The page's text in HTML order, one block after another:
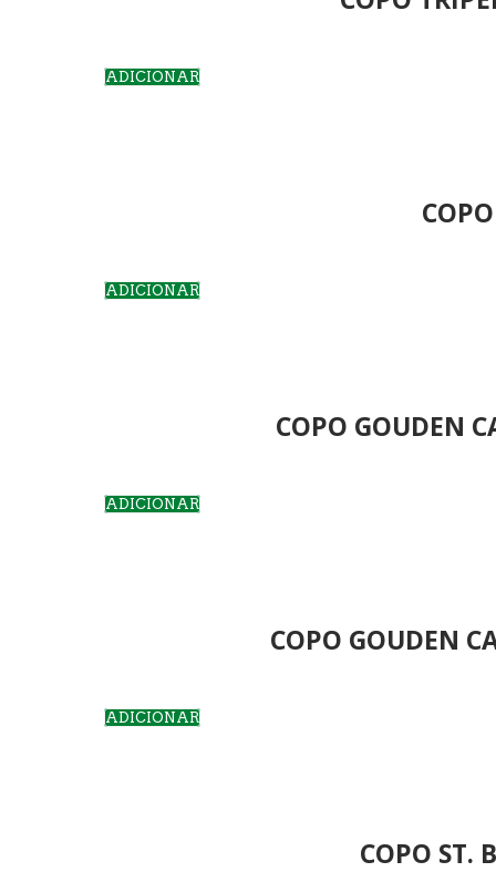
ADICIONAR
ADICIONAR
COPO GOUDEN
ADICIONAR
COPO GOUDEN
ADICIONAR
COPO ST.